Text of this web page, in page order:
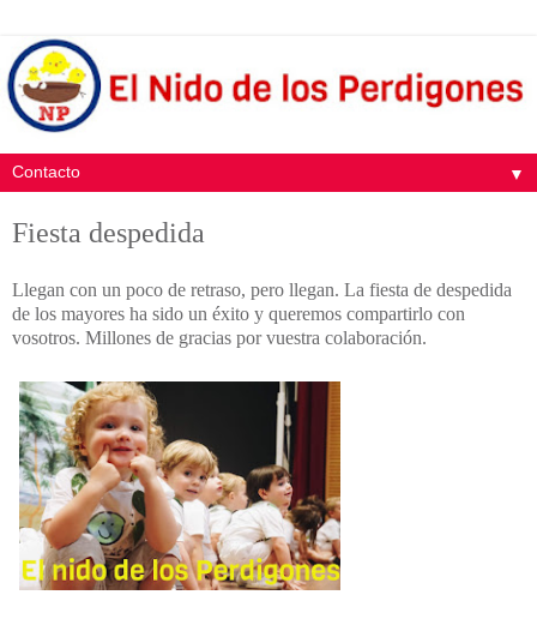
▼
Fiesta despedida
Llegan con un poco de retraso, pero llegan. La fiesta de despedida
de los mayores ha sido un éxito y queremos compartirlo con
vosotros. Millones de gracias por vuestra colaboración.